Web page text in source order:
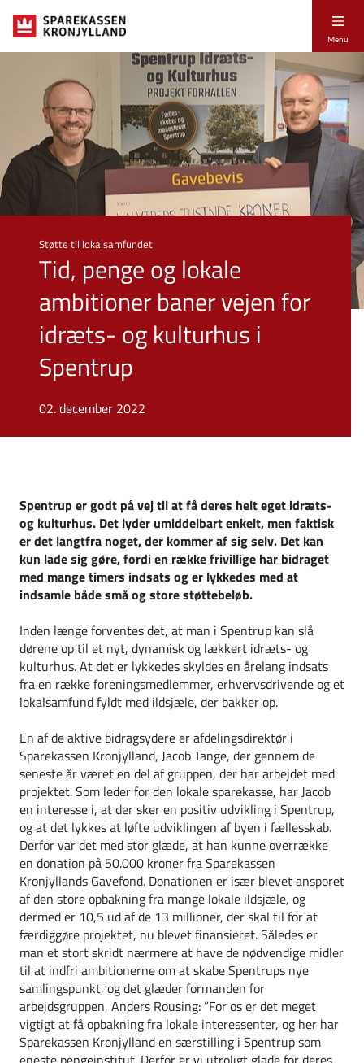
Menu
Støtte til lokalsamfundet
Tid, penge og lokale
ambitioner baner vejen for
idræts- og kulturhus i
Spentrup
02. december 2022
Spentrup er godt på vej til at få deres helt eget idræts-
og kulturhus. Det lyder umiddelbart enkelt, men faktisk
er det langtfra noget, der kommer af sig selv. Det kan
kun lade sig gøre, fordi en række frivillige har bidraget
med mange timers indsats og er lykkedes med at
indsamle både små og store støttebeløb.
Inden længe forventes det, at man i Spentrup kan slå
dørene op til et nyt, dynamisk og lækkert idræts- og
kulturhus. At det er lykkedes skyldes en årelang indsats
fra en række foreningsmedlemmer, erhvervsdrivende og et
lokalsamfund fyldt med ildsjæle, der bakker op.
En af de aktive bidragsydere er afdelingsdirektør i
Sparekassen Kronjylland, Jacob Tange, der gennem de
seneste år været en del af gruppen, der har arbejdet med
projektet. Som leder for den lokale sparekasse, har Jacob
en interesse i, at der sker en positiv udvikling i Spentrup,
og at det lykkes at løfte udviklingen af byen i fællesskab.
Derfor var det med stor glæde, at han kunne overrække
en donation på 50.000 kroner fra Sparekassen
Kronjyllands Gavefond. Donationen er især blevet ansporet
af den store opbakning fra mange lokale ildsjæle, og
dermed er 10,5 ud af de 13 millioner, der skal til for at
færdiggøre projektet, nu blevet finansieret. Således er
man et stort skridt nærmere at have de nødvendige midler
til at indfri ambitionerne om at skabe Spentrups nye
samlingspunkt, og det glæder formanden for
arbejdsgruppen, Anders Rousing: ”For os er det meget
vigtigt at få opbakning fra lokale interessenter, og her har
Sparekassen Kronjylland en særstilling i Spentrup som